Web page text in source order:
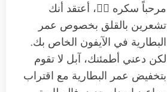
مرحباً سكره 🙋‍♂️، أعتقد أنك
تشعرين بالقلق بخصوص عمر
البطارية في الآيفون الخاص بك.
لكن دعني أطمئنك، آبل لا تقوم
بتخفيض عمر البطارية مع اقتراب